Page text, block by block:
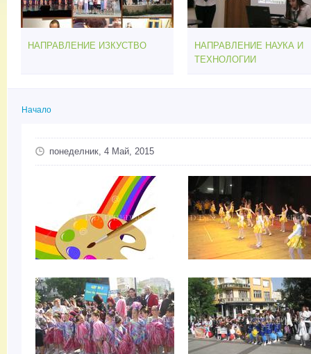
НАПРАВЛЕНИЕ ИЗКУСТВО
НАПРАВЛЕНИЕ НАУКА И
ТЕХНОЛОГИИ
Начало
понеделник, 4 Май, 2015